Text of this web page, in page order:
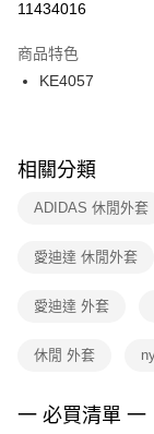
１．於結帳方式選擇
２．訂單成立數日內
３．收到繳費通知簡
ATM／網路銀行／等
※ 交易是否成功請以
是否繳費成功／繳費
客戶支援中心」
１．透過由恩沛科技
權轉讓予恩沛科技股
３．未成年的使用者
４．使用「AFTEE先
每筆NT$100，滿
付款後門市自取
每筆NT$100，滿
11434016
商品特色
KE4057
相關分類
ADIDAS 休閒外套
愛迪達 休閒外套
愛迪達 外套
休閒 外套
一 必買清單 一